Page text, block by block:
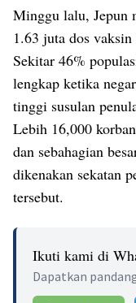
Minggu lalu, Jepun
1.63 juta dos
Sekitar 46%
lengkap ketika
tinggi susulan
Lebih 16,000
dan sebahagian
dikenakan sekatan
tersebut.
Ikuti kami di
Dapatkan